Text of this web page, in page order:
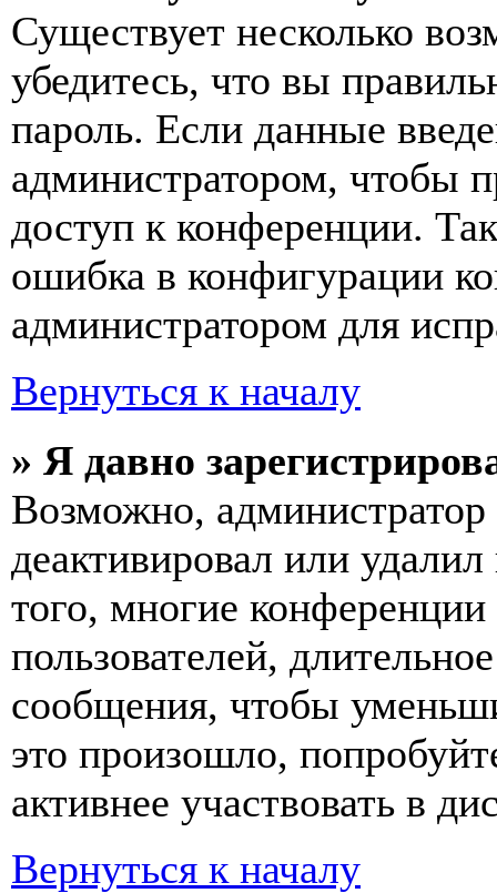
Существует несколько
убедитесь, что вы
пароль. Если данные
администратором, чтобы
доступ к конференции.
ошибка в конфигурации
администратором для
Вернуться к началу
» Я давно
Возможно,
деактивировал или
того, многие
пользователей,
сообщения, чтобы
это произошло,
активнее участвовать в
Вернуться к началу